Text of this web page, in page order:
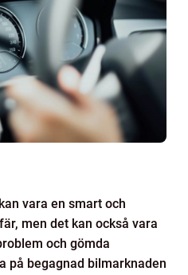
vara en smart och
men det kan också vara
och gömda
på begagnad bilmarknaden